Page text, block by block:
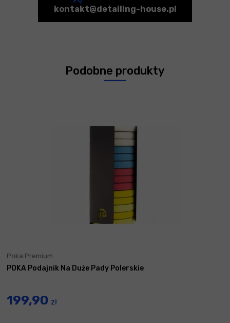
kontakt@detailing-house.pl
Podobne produkty
Poka Premium
POKA Podajnik Na Duże Pady Polerskie
199,90 zł